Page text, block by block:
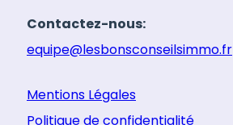
Contactez-nous:
equipe@lesbonsconseilsimmo.fr
Mentions Légales
Politique de confidentialité